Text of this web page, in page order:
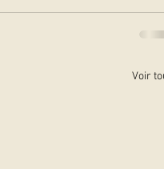
Voir tout